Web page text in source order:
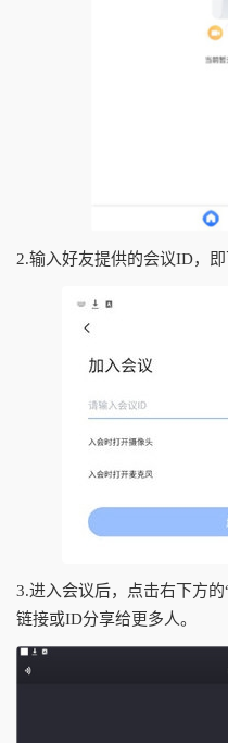
2.输入好友提供的会议ID，即
3.进入会议后，点击右下方
链接或ID分享给更多人。